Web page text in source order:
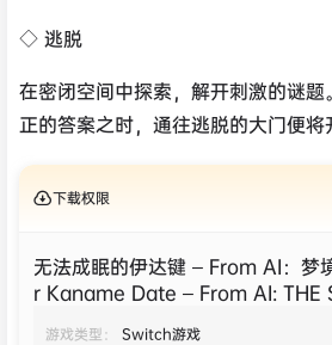
◇ 逃脱
在密闭空间中探索，解开刺激的谜
正的答案之时，通往逃脱的大门便
下载权限
无法成眠的伊达键 – From AI：梦
r Kaname Date – From AI: THE
游戏类型： Switch游戏